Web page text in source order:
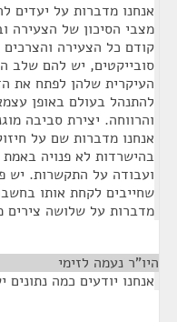
אנחנו מדברות על יעדים
מצבי הסיכון של הצעירה
קודם כל הצעירה
סובייקטים, יש להם שלב
העיקרית שלהן לפתח את
להתנהל בעולם באופן
והרווחה. יצירת סביבה
אנחנו מדברות שם על
בהישרדות לא פנויה באמת
ועבודה על התקשרות. יש
שחייבים לקחת אותו
מדברות על שלושה צירים
היו"ר נעמה לזימי
אנחנו יודעים כמה